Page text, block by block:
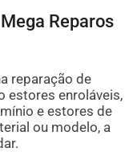
Reparos
reparação de
estores enroláveis,
e estores de
ou modelo, a